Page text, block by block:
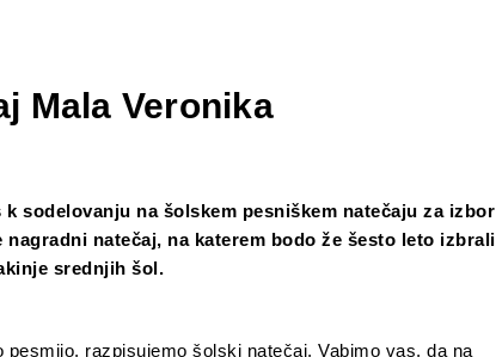
Mala Veronika
sodelovanju na šolskem pesniškem natečaju za izbor
nagradni natečaj, na katerem bodo že šesto leto izbrali
srednjih šol.
pesmijo, razpisujemo šolski natečaj. Vabimo vas, da na